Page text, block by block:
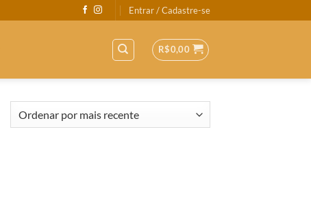
Entrar / Cadastre-se
R$0,00